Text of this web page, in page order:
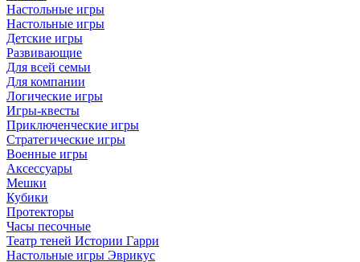
Настольные игры
Настольные игры
Детские игры
Развивающие
Для всей семьи
Для компании
Логические игры
Игры-квесты
Приключенческие игры
Стратегические игры
Военные игры
Аксессуары
Мешки
Кубики
Протекторы
Часы песочные
Театр теней Истории Гарри
Настольные игры Эврикус